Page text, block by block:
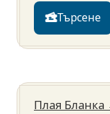
Търсене
Плая Бланка